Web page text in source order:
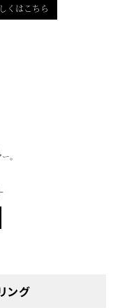
くはこちら
。
ング